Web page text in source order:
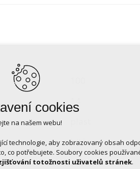
bílá
stříbrná
cookies
na našem webu!
technologie, aby zobrazovaný obsah
co potřebujete. Soubory cookies
totožnosti uživatelů stránek.